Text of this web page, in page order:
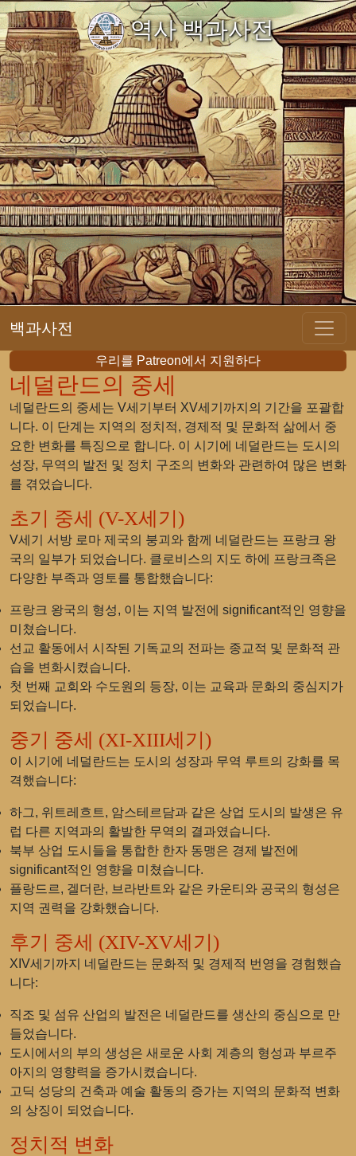
역사 백과사전
백과사전
우리를 Patreon에서 지원하다
네덜란드의 중세
네덜란드의 중세는 V세기부터 XV세기까지의 기간을 포괄합
니다. 이 단계는 지역의 정치적, 경제적 및 문화적 삶에서 중
요한 변화를 특징으로 합니다. 이 시기에 네덜란드는 도시의
성장, 무역의 발전 및 정치 구조의 변화와 관련하여 많은 변화
를 겪었습니다.
초기 중세 (V-X세기)
V세기 서방 로마 제국의 붕괴와 함께 네덜란드는 프랑크 왕
국의 일부가 되었습니다. 클로비스의 지도 하에 프랑크족은
다양한 부족과 영토를 통합했습니다:
프랑크 왕국의 형성, 이는 지역 발전에 significant적인 영향을
미쳤습니다.
선교 활동에서 시작된 기독교의 전파는 종교적 및 문화적 관
습을 변화시켰습니다.
첫 번째 교회와 수도원의 등장, 이는 교육과 문화의 중심지가
되었습니다.
중기 중세 (XI-XIII세기)
이 시기에 네덜란드는 도시의 성장과 무역 루트의 강화를 목
격했습니다:
하그, 위트레흐트, 암스테르담과 같은 상업 도시의 발생은 유
럽 다른 지역과의 활발한 무역의 결과였습니다.
북부 상업 도시들을 통합한 한자 동맹은 경제 발전에
significant적인 영향을 미쳤습니다.
플랑드르, 겔더란, 브라반트와 같은 카운티와 공국의 형성은
지역 권력을 강화했습니다.
후기 중세 (XIV-XV세기)
XIV세기까지 네덜란드는 문화적 및 경제적 번영을 경험했습
니다:
직조 및 섬유 산업의 발전은 네덜란드를 생산의 중심으로 만
들었습니다.
도시에서의 부의 생성은 새로운 사회 계층의 형성과 부르주
아지의 영향력을 증가시켰습니다.
고딕 성당의 건축과 예술 활동의 증가는 지역의 문화적 변화
의 상징이 되었습니다.
정치적 변화